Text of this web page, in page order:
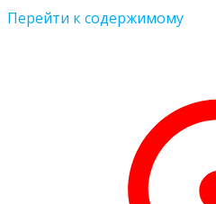
Перейти к содержимому